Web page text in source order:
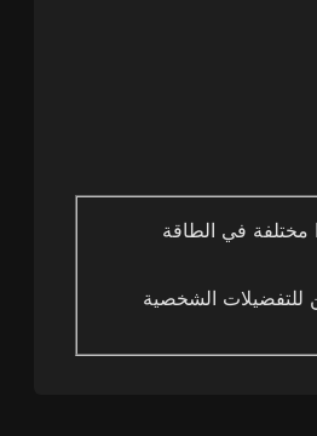
مختلفة في الطاقة
للتفضيلات الشخصية